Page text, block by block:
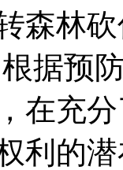
森林
据预
在充
利的